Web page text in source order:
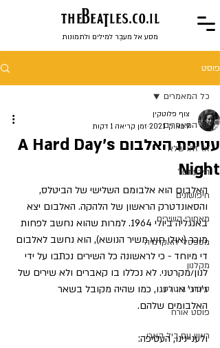
theBeaTles.co.il
מסע אל מעבֶר למילים ולתמונות
פוסט
כל המאמרים
אז זהו שלא
הידעתם?
חיפושונים
מאחורי השירים
מספסלי האקדמיה
מקלנון
סיפורי ביטלס
פוסט אורח
ראיון עם ביל הארי
כל המאמרים
עטיפת האלבום A Hard Day's
Night
צוף פלוטקין
9 באוק׳ 2021
זמן קריאה 1 דקות
האלבום הוא אלבומם השלישי של הביטלס,
והסאונדטרק הראשון של הלהקה. האלבום יצא
באנגליה ביולי 1964. למרות שהוא נחשב לפחות
מוכר (אולי חוץ משיר הנושא), הוא נחשב לאלבום
די מיוחד - כי לראשונה כל השירים נכתבו על ידי
לנון/מקרטני. לא נכללו בו קאברים ולא שירים של
ג'ורג' או רינגו, כמו שהיה מקובל בשאר
האלבומים שלהם.
ולעניינינו, העטיפה: